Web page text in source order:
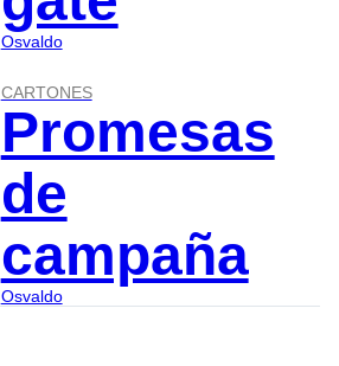
Osvaldo
CARTONES
Promesas
de
campaña
Osvaldo